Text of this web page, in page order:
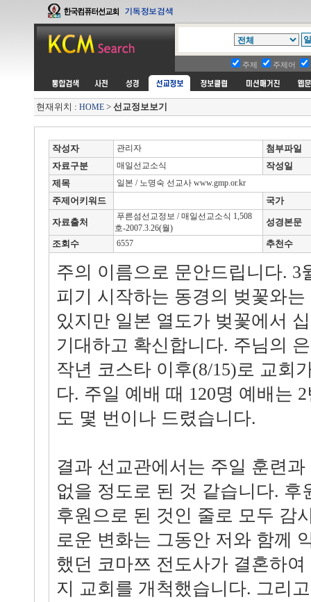
주제 주제어
현재위치 : HOME > 선교정보보기
작성자 관리자
첨부파일
자료구분
매일선교소식
작성일
제목
일본 / 노명숙 선교사 www.gmp.or.kr
주제어키워드 국가
자료출처
푸른섬선교정보 / 매일선교소식 1,508
호-2007.3.26(월)
성경본문
조회수 6557 추천수
주의 이름으로 문안드립니다. 3
피기 시작하는 동경의 벚꽃와
있지만 일본 열도가 벚꽃에서
기대하고 확신합니다. 주님의
작년 코스타 이후(8/15)로 교회
다. 주일 예배 때 120명 예배는
도 몇 번이나 드렸습니다.
결과 선교관에서는 주일 훈련
없을 정도로 된 것 같습니다. 후
후원으로 된 것인 줄로 모두 감
로운 변화는 그동안 저와 함께
했던 코마쯔 전도사가 결혼하
지 교회를 개척했습니다. 그리